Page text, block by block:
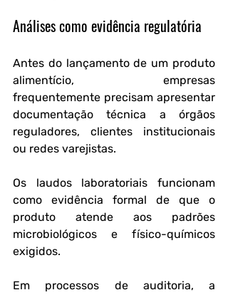
Análises como evidência regulatória
Antes do lançamento de um produto
alimentício, empresas
frequentemente precisam apresentar
documentação técnica a órgãos
reguladores, clientes institucionais
ou redes varejistas.
Os laudos laboratoriais funcionam
como evidência formal de que o
produto atende aos padrões
microbiológicos e físico-químicos
exigidos.
Em processos de auditoria, a